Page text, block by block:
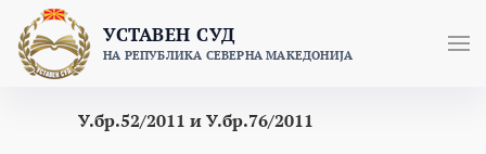
content
УСТАВЕН СУД
НА РЕПУБЛИКА СЕВЕРНА МАКЕДОНИЈА
У.бр.52/2011 и У.бр.76/2011